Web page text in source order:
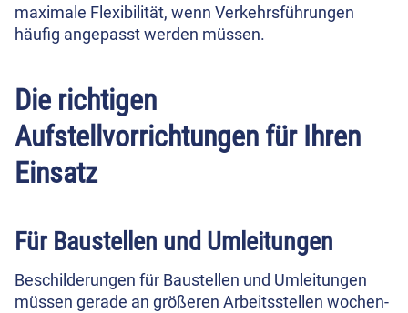
maximale Flexibilität, wenn Verkehrsführungen
häufig angepasst werden müssen.
Die richtigen
Aufstellvorrichtungen für Ihren
Einsatz
Für Baustellen und Umleitungen
Beschilderungen für Baustellen und Umleitungen
müssen gerade an größeren Arbeitsstellen wochen-